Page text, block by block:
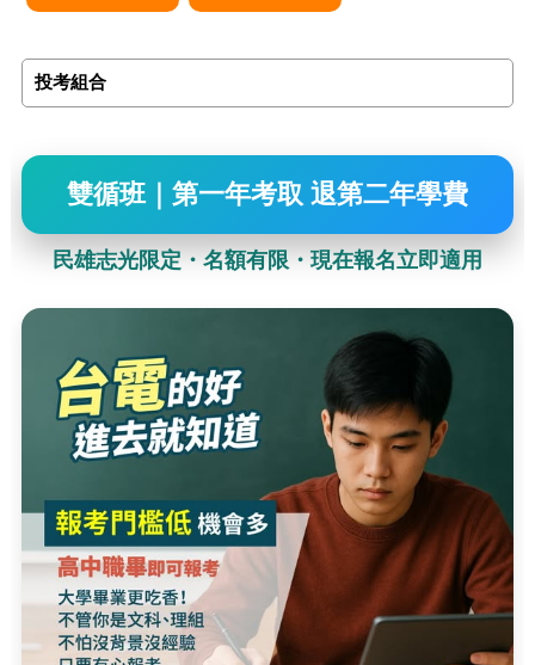
投考組合
雙循班｜第一年考取 退第二年學費
民雄志光限定・名額有限・現在報名立即適用